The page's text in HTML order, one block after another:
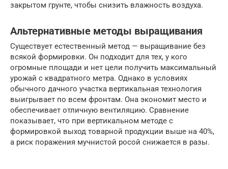
закрытом грунте, чтобы снизить влажность воздуха.
Альтернативные методы выращивания
Существует естественный метод — выращивание без
всякой формировки. Он подходит для тех, у кого
огромные площади и нет цели получить максимальный
урожай с квадратного метра. Однако в условиях
обычного дачного участка вертикальная технология
выигрывает по всем фронтам. Она экономит место и
обеспечивает отличную вентиляцию. Сравнение
показывает, что при вертикальном методе с
формировкой выход товарной продукции выше на 40%,
а риск поражения мучнистой росой снижается в разы.